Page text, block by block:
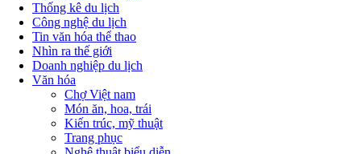
Thống kê du lịch
Công nghệ du lịch
Tin văn hóa thể thao
Nhìn ra thế giới
Doanh nghiệp du lịch
Văn hóa
Chợ Việt nam
Món ăn, hoa, trái
Kiến trúc, mỹ thuật
Trang phục